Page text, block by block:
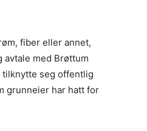
fiber eller annet,
med Brøttum
tilknytte seg offentlig
grunneier har hatt for